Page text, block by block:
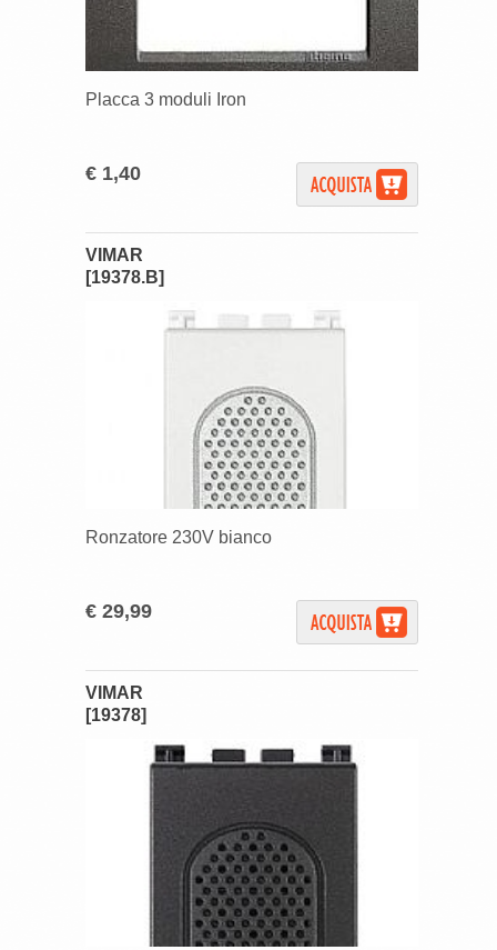
Placca 3 moduli Iron
€ 1,40
VIMAR
[19378.B]
Ronzatore 230V bianco
€ 29,99
VIMAR
[19378]